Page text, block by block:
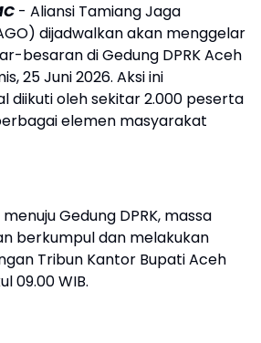
- Aliansi Tamiang Jaga
dijadwalkan akan menggelar
besaran di Gedung DPRK Aceh
25 Juni 2026. Aksi ini
diikuti oleh sekitar 2.000 peserta
elemen masyarakat
Gedung DPRK, massa
berkumpul dan melakukan
Tribun Kantor Bupati Aceh
09.00 WIB.